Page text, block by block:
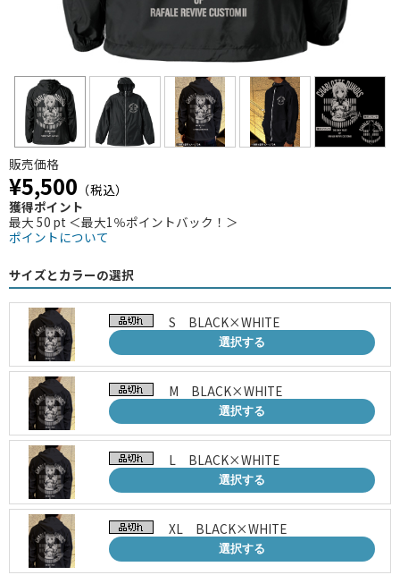
販売価格
¥5,500 （税込）
獲得ポイント
最大 50 pt ＜最大1％ポイントバック！＞
ポイントについて
サイズとカラーの選択
S BLACK×WHITE
選択する
M BLACK×WHITE
選択する
L BLACK×WHITE
選択する
XL BLACK×WHITE
選択する